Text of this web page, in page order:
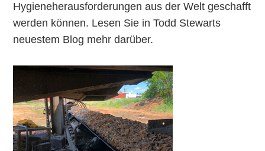
Hygieneherausforderungen aus der Welt geschafft
werden können. Lesen Sie in Todd Stewarts
neuestem Blog mehr darüber.